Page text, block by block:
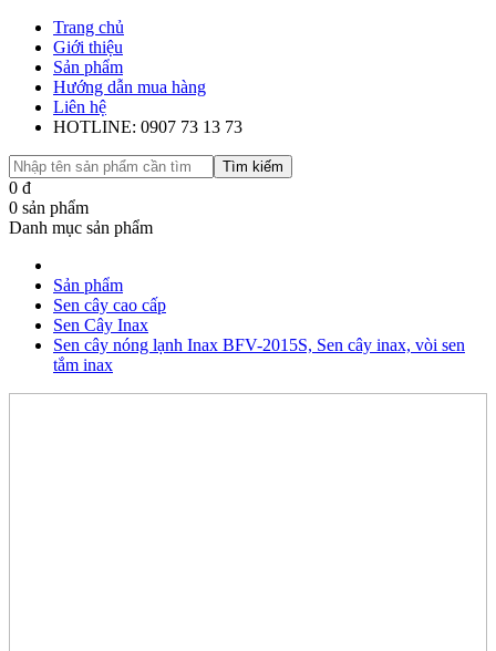
Trang chủ
Giới thiệu
Sản phẩm
Hướng dẫn mua hàng
Liên hệ
HOTLINE: 0907 73 13 73
Tìm kiếm
0 đ
0 sản phẩm
Danh mục sản phẩm
Sản phẩm
Sen cây cao cấp
Sen Cây Inax
Sen cây nóng lạnh Inax BFV-2015S, Sen cây inax, vòi sen
tắm inax